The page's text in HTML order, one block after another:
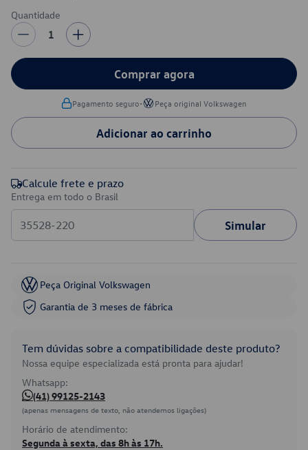
Quantidade
1
Comprar agora
Pagamento seguro• Peça original Volkswagen
Adicionar ao carrinho
Calcule frete e prazo
Entrega em todo o Brasil
Simular
Peça Original Volkswagen
Garantia de 3 meses de fábrica
Tem dúvidas sobre a compatibilidade deste produto?
Nossa equipe especializada está pronta para ajudar!
Whatsapp:
(41) 99125-2143
(apenas mensagens de texto, não atendemos ligações)
Horário de atendimento:
Segunda à sexta, das 8h às 17h.